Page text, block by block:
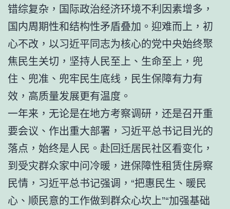
错综复杂，国际政治经济环境不利因素增多，
国内周期性和结构性矛盾叠加。迎难而上，初
心不改，以习近平同志为核心的党中央始终聚
焦民生关切，坚持人民至上、生命至上，兜
住、兜准、兜牢民生底线，民生保障有力有
效，高质量发展更有温度。
一年来，无论是在地方考察调研，还是召开重
要会议、作出重大部署，习近平总书记目光的
落点，始终是人民。赴回迁居民社区看变化，
到受灾群众家中问冷暖，进保障性租赁住房察
民情，习近平总书记强调，“把惠民生、暖民
心、顺民意的工作做到群众心坎上”“加强基础